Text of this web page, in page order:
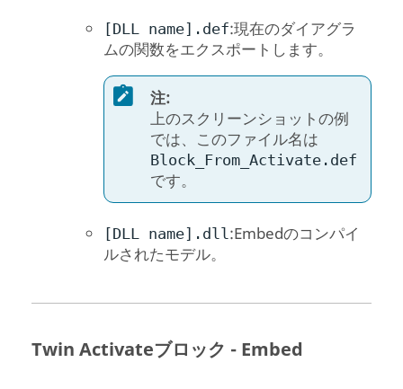
[DLL name].def:現在のダイアグラ
ムの関数をエクスポートします。
注:
上のスクリーンショットの例
では、このファイル名は
Block_From_Activate.def
です。
[DLL name].dll:Embedのコンパイ
ルされたモデル。
Twin Activateブロック - Embed